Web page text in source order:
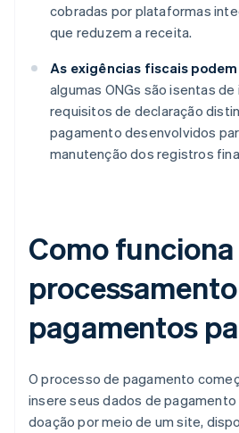
cobradas por plataformas
que reduzem a receita.
As exigências fiscais
algumas ONGs são isentas
requisitos de declaração
pagamento desenvolvidos
manutenção dos registros
Como funciona
pagamentos
O processo de pagamento
insere seus dados de
doação por meio de um site,